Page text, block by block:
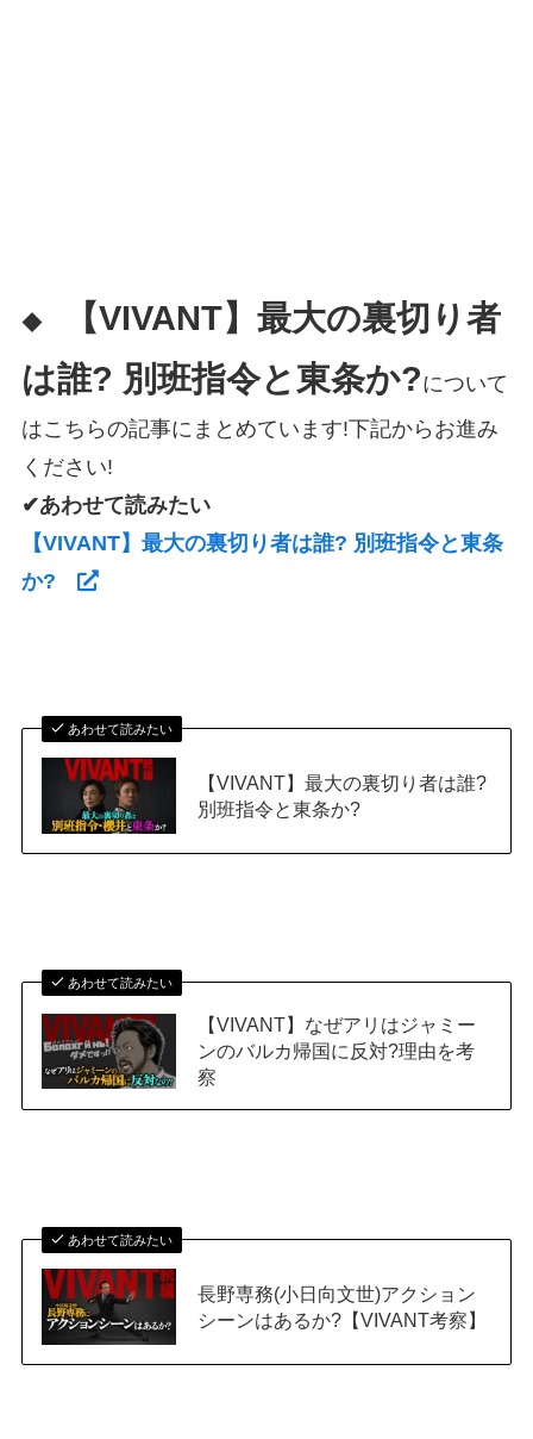
◆
【VIVANT】最大の裏切り者
は誰? 別班指令と東条か?について
はこちらの記事にまとめています!下記からお進み
ください!
✔あわせて読みたい
【VIVANT】最大の裏切り者は誰? 別班指令と東条
か?
あわせて読みたい
【VIVANT】最大の裏切り者は誰?
別班指令と東条か?
あわせて読みたい
【VIVANT】なぜアリはジャミー
ンのバルカ帰国に反対?理由を考
察
あわせて読みたい
長野専務(小日向文世)アクション
シーンはあるか?【VIVANT考察】